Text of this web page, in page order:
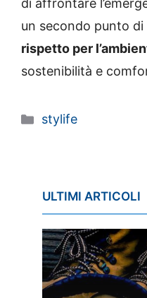
di affrontare
un secondo punto
rispetto per
sostenibilità e
Categorie
stylife
ULTIMI ARTICOLI